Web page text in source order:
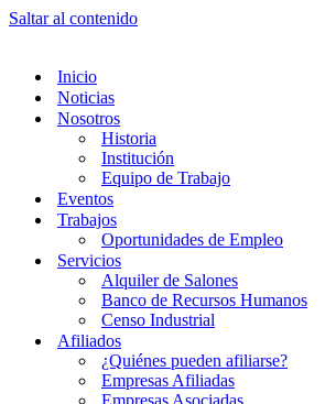
Saltar al contenido
Inicio
Noticias
Nosotros
Historia
Institución
Equipo de Trabajo
Eventos
Trabajos
Oportunidades de Empleo
Servicios
Alquiler de Salones
Banco de Recursos Humanos
Censo Industrial
Afiliados
¿Quiénes pueden afiliarse?
Empresas Afiliadas
Empresas Asociadas